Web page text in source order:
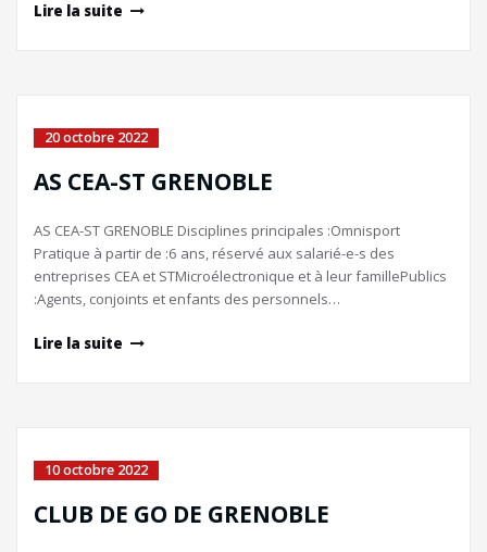
Lire la suite
20 octobre 2022
AS CEA-ST GRENOBLE
AS CEA-ST GRENOBLE Disciplines principales :Omnisport
Pratique à partir de :6 ans, réservé aux salarié-e-s des
entreprises CEA et STMicroélectronique et à leur famillePublics
:Agents, conjoints et enfants des personnels…
Lire la suite
10 octobre 2022
CLUB DE GO DE GRENOBLE